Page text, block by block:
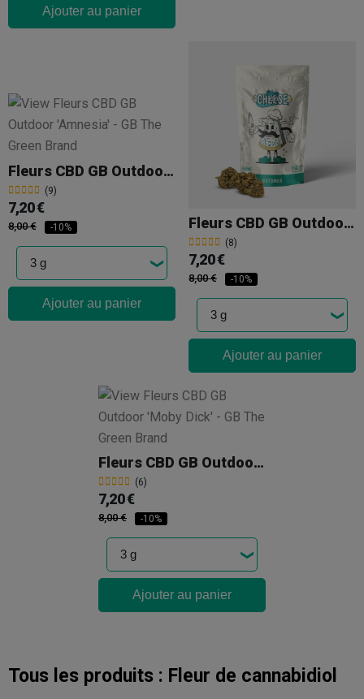
Ajouter au panier
Fleurs CBD GB Outdoor 'Amnesia'
(9)
7,20 €
8,00 € -10%
Ajouter au panier
Fleurs CBD GB Outdoor 'Blue Cheese'
(8)
7,20 €
8,00 € -10%
Ajouter au panier
Fleurs CBD GB Outdoor 'Moby Dick'
(6)
7,20 €
8,00 € -10%
Ajouter au panier
Tous les produits : Fleur de cannabidiol